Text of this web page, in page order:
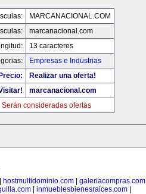
MARCANACIONAL.COM
marcanacional.com
13 caracteres
Empresas e Industrias
Precio:
Realizar una oferta!
marcanacional.com
Serán consideradas ofertas
hostmultidominio.com galeriacompras.com
inmueblesbienesraices.com